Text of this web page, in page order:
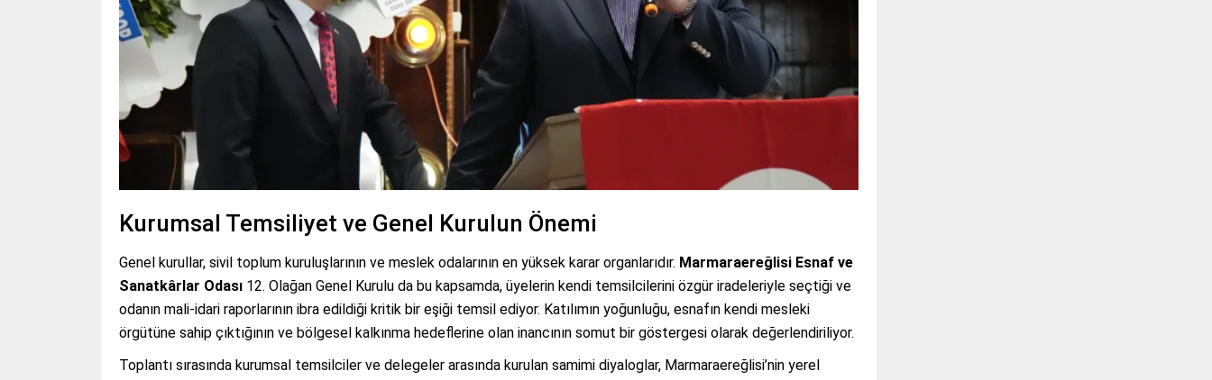
Kurumsal Temsiliyet ve Genel Kurulun Önemi
Genel kurullar, sivil toplum kuruluşlarının ve meslek odalarının en yüksek karar organlarıdır. Marmaraereğlisi Esnaf ve
Sanatkârlar Odası 12. Olağan Genel Kurulu da bu kapsamda, üyelerin kendi temsilcilerini özgür iradeleriyle seçtiği ve
odanın mali-idari raporlarının ibra edildiği kritik bir eşiği temsil ediyor. Katılımın yoğunluğu, esnafın kendi mesleki
örgütüne sahip çıktığının ve bölgesel kalkınma hedeflerine olan inancının somut bir göstergesi olarak değerlendiriliyor.
Toplantı sırasında kurumsal temsilciler ve delegeler arasında kurulan samimi diyaloglar, Marmaraereğlisi’nin yerel